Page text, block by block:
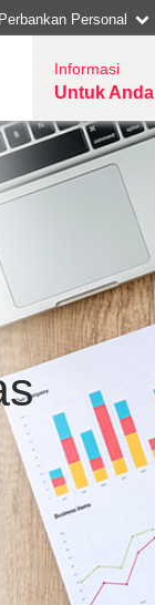
Personal 
Informasi
Untuk Anda